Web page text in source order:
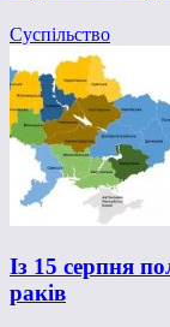
Суспільство
Із 15 серпня
раків